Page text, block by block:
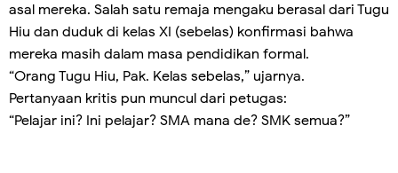
asal mereka. Salah satu remaja mengaku berasal dari Tugu
Hiu dan duduk di kelas XI (sebelas) konfirmasi bahwa
mereka masih dalam masa pendidikan formal.
“Orang Tugu Hiu, Pak. Kelas sebelas,” ujarnya.
Pertanyaan kritis pun muncul dari petugas:
“Pelajar ini? Ini pelajar? SMA mana de? SMK semua?”